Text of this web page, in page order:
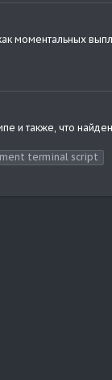
моментальных
и также, что
terminal script